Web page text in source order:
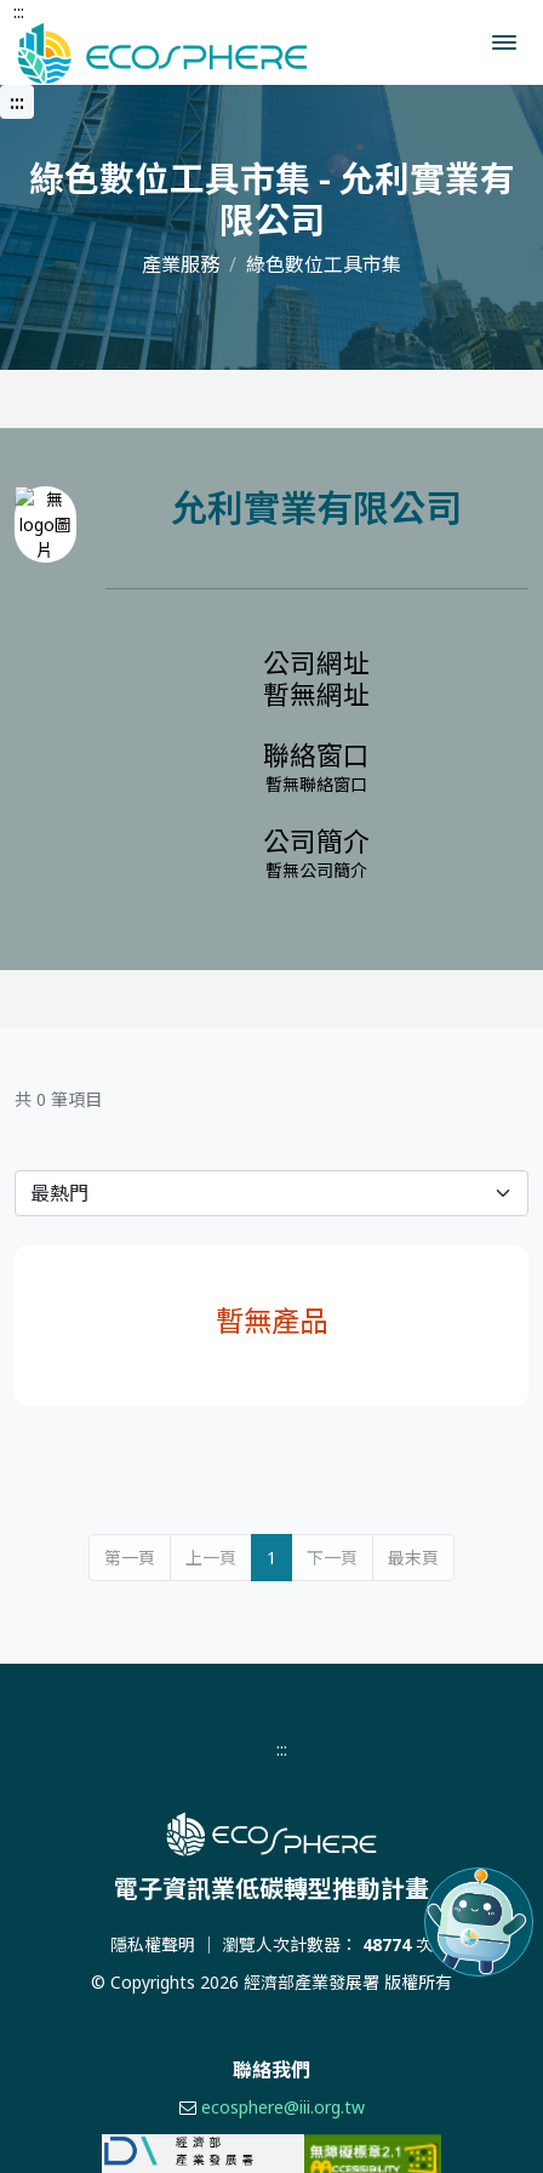
跳
到
中
內
:::
:::
綠色數位工具市集 - 允利實業有
限公司
產業服務 綠色數位工具市集
允利實業有限公司
公司網址
暫無網址
聯絡窗口
暫無聯絡窗口
公司簡介
暫無公司簡介
共 0 筆項目
暫無產品
第一頁 上一頁 1 下一頁 最末頁
:::
電子資訊業低碳轉型推動計畫
隱私權聲明 ｜ 瀏覽人次計數器： 48774次
© Copyrights 2026 經濟部產業發展署 版權所有
聯絡我們
ecosphere@iii.org.tw